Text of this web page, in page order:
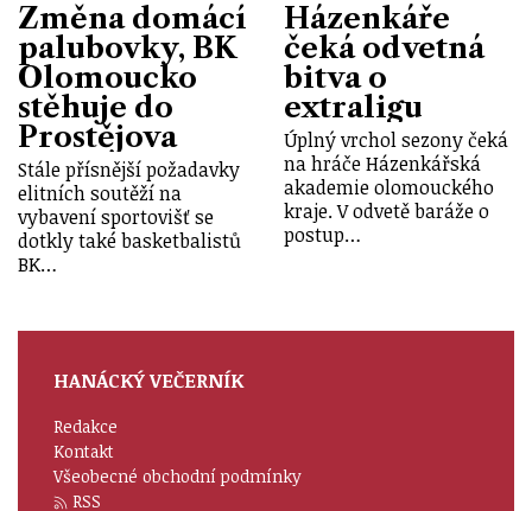
Změna domácí
palubovky, BK
Olomoucko
stěhuje do
Prostějova
Stále přísnější požadavky
elitních soutěží na
vybavení sportovišť se
dotkly také basketbalistů
BK…
Házenkáře
čeká odvetná
bitva o
extraligu
Úplný vrchol sezony čeká
na hráče Házenkářská
akademie olomouckého
kraje. V odvetě baráže o
postup…
HANÁCKÝ VEČERNÍK
Redakce
Kontakt
Všeobecné obchodní podmínky
RSS